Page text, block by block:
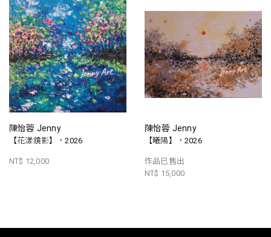
陳怡蓉 Jenny
【花漾鏡影】，2026
NT$ 12,000
陳怡蓉 Jenny
【曦陽】，2026
作品已售出
NT$ 15,000